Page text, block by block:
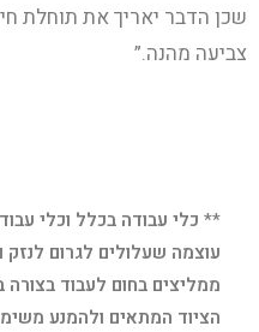
שכן הדבר יאריך את תוחלת
צביעה מהנה.”
** כלי עבודה בכלל וכלי
עוצמה שעלולים לגרום לנזק
ממליצים בחום לעבוד בצורה
הציוד המתאים ולהמנע